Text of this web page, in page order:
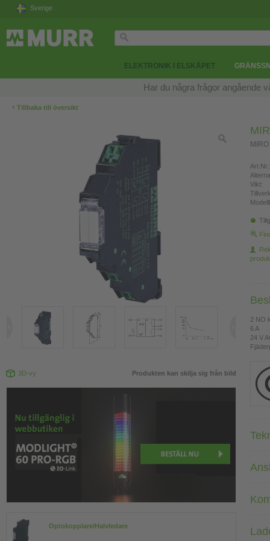
Sverige
ELEKTRONIK I ELSKÅPET
Har du några frågor angående
‹ Tillbaka till översikt
3D-vy Produkten kan skilja sig från bild
Optokopplare/Halvledare
Art.Nr.:
Vikt:
2 NO
6 A
24 V